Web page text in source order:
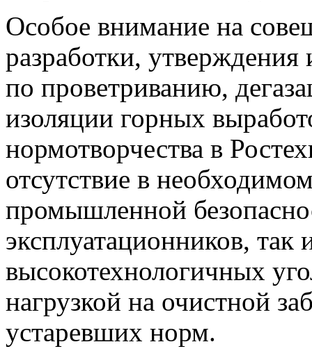
Особое внимание на
разработки,
по проветриванию,
изоляции горных
нормотворчества в
отсутствие в
промышленной
эксплуатационников,
высокотехнологичных
нагрузкой на очистной
устаревших норм.